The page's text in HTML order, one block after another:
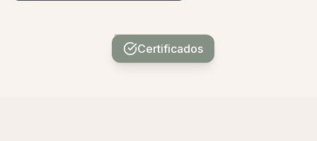
Certificados